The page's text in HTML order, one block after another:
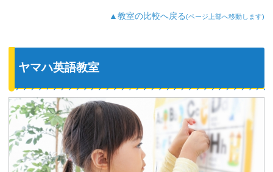
▲教室の比較へ戻る(ページ上部へ移動します)
ヤマハ英語教室